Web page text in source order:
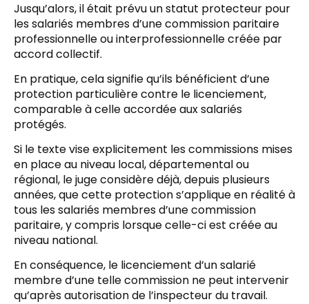
Jusqu’alors, il était prévu un statut protecteur pour
les salariés membres d’une commission paritaire
professionnelle ou interprofessionnelle créée par
accord collectif.
En pratique, cela signifie qu’ils bénéficient d’une
protection particulière contre le licenciement,
comparable à celle accordée aux salariés
protégés.
Si le texte vise explicitement les commissions mises
en place au niveau local, départemental ou
régional, le juge considère déjà, depuis plusieurs
années, que cette protection s’applique en réalité à
tous les salariés membres d’une commission
paritaire, y compris lorsque celle-ci est créée au
niveau national.
En conséquence, le licenciement d’un salarié
membre d’une telle commission ne peut intervenir
qu’après autorisation de l’inspecteur du travail.